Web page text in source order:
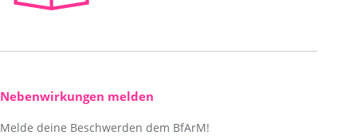
Nebenwirkungen melden
Melde deine Beschwerden dem BfArM!